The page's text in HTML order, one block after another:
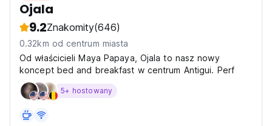
Ojala
9.2Znakomity(646)
0.32km od centrum miasta
Od właścicieli Maya Papaya, Ojala to nasz nowy
koncept bed and breakfast w centrum Antigui. Perf
5+ hostowany